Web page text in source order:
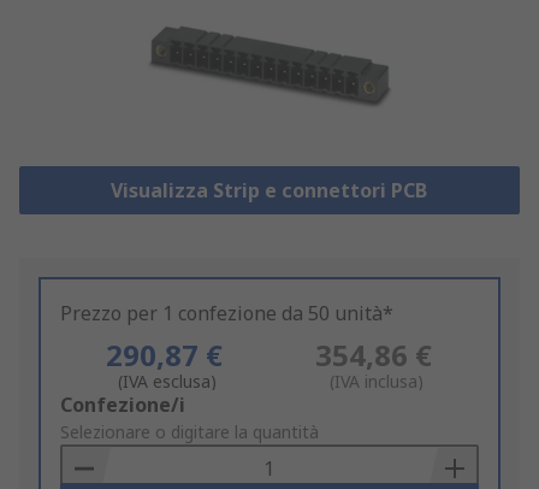
Visualizza Strip e connettori PCB
Prezzo per 1 confezione da 50 unità*
290,87 €
(IVA esclusa)
354,86 €
(IVA inclusa)
Add
to
Basket
Confezione/i
Selezionare o digitare la quantità